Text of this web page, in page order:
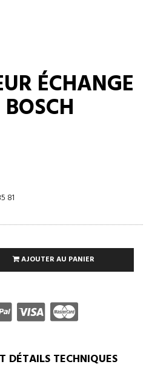
ÉCHANGE
81
AJOUTER AU PANIER
DÉTAILS TECHNIQUES